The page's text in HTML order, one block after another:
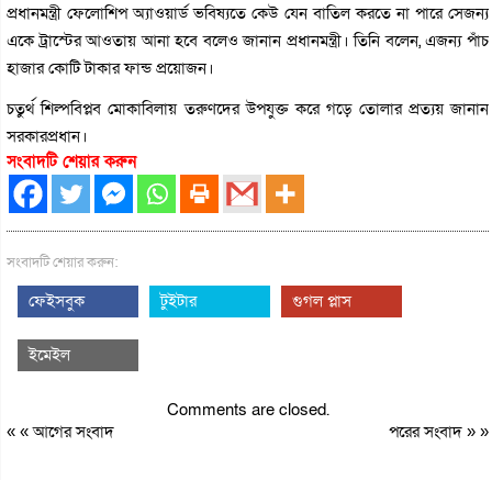
প্রধানমন্ত্রী ফেলোশিপ অ্যাওয়ার্ড ভবিষ্যতে কেউ যেন বাতিল করতে না পারে সেজন্য
একে ট্রাস্টের আওতায় আনা হবে বলেও জানান প্রধানমন্ত্রী। তিনি বলেন, এজন্য পাঁচ
হাজার কোটি টাকার ফান্ড প্রয়োজন।
চতুর্থ শিল্পবিপ্লব মোকাবিলায় তরুণদের উপযুক্ত করে গড়ে তোলার প্রত্যয় জানান
সরকারপ্রধান।
সংবাদটি শেয়ার করুন
সংবাদটি শেয়ার করুন:
ফেইসবুক টুইটার গুগল প্লাস
ইমেইল
Comments are closed.
« «আগের সংবাদ পরের সংবাদ» »